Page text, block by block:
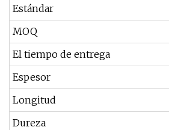
Estándar
MOQ
El tiempo de entrega
Espesor
Longitud
Dureza